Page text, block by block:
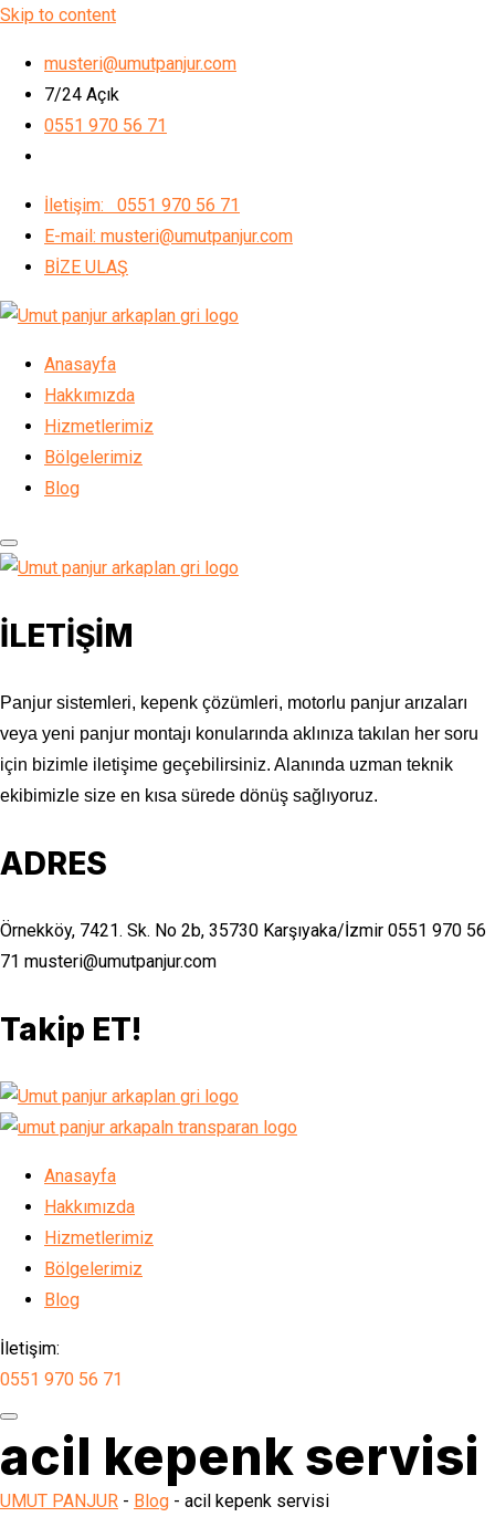
Skip to content
musteri@umutpanjur.com
7/24 Açık
0551 970 56 71
İletişim: 0551 970 56 71
E-mail: musteri@umutpanjur.com
BİZE ULAŞ
Anasayfa
Hakkımızda
Hizmetlerimiz
Bölgelerimiz
Blog
İLETİŞİM
Panjur sistemleri, kepenk çözümleri, motorlu panjur arızaları
veya yeni panjur montajı konularında aklınıza takılan her soru
için bizimle iletişime geçebilirsiniz. Alanında uzman teknik
ekibimizle size en kısa sürede dönüş sağlıyoruz.
ADRES
Örnekköy, 7421. Sk. No 2b, 35730 Karşıyaka/İzmir 0551 970 56
71 musteri@umutpanjur.com
Takip ET!
Anasayfa
Hakkımızda
Hizmetlerimiz
Bölgelerimiz
Blog
İletişim:
0551 970 56 71
acil kepenk servisi
UMUT PANJUR - Blog - acil kepenk servisi